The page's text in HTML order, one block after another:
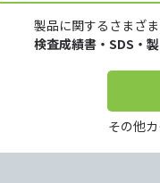
製品に関するさまざ
検査成績書・SDS・
その他